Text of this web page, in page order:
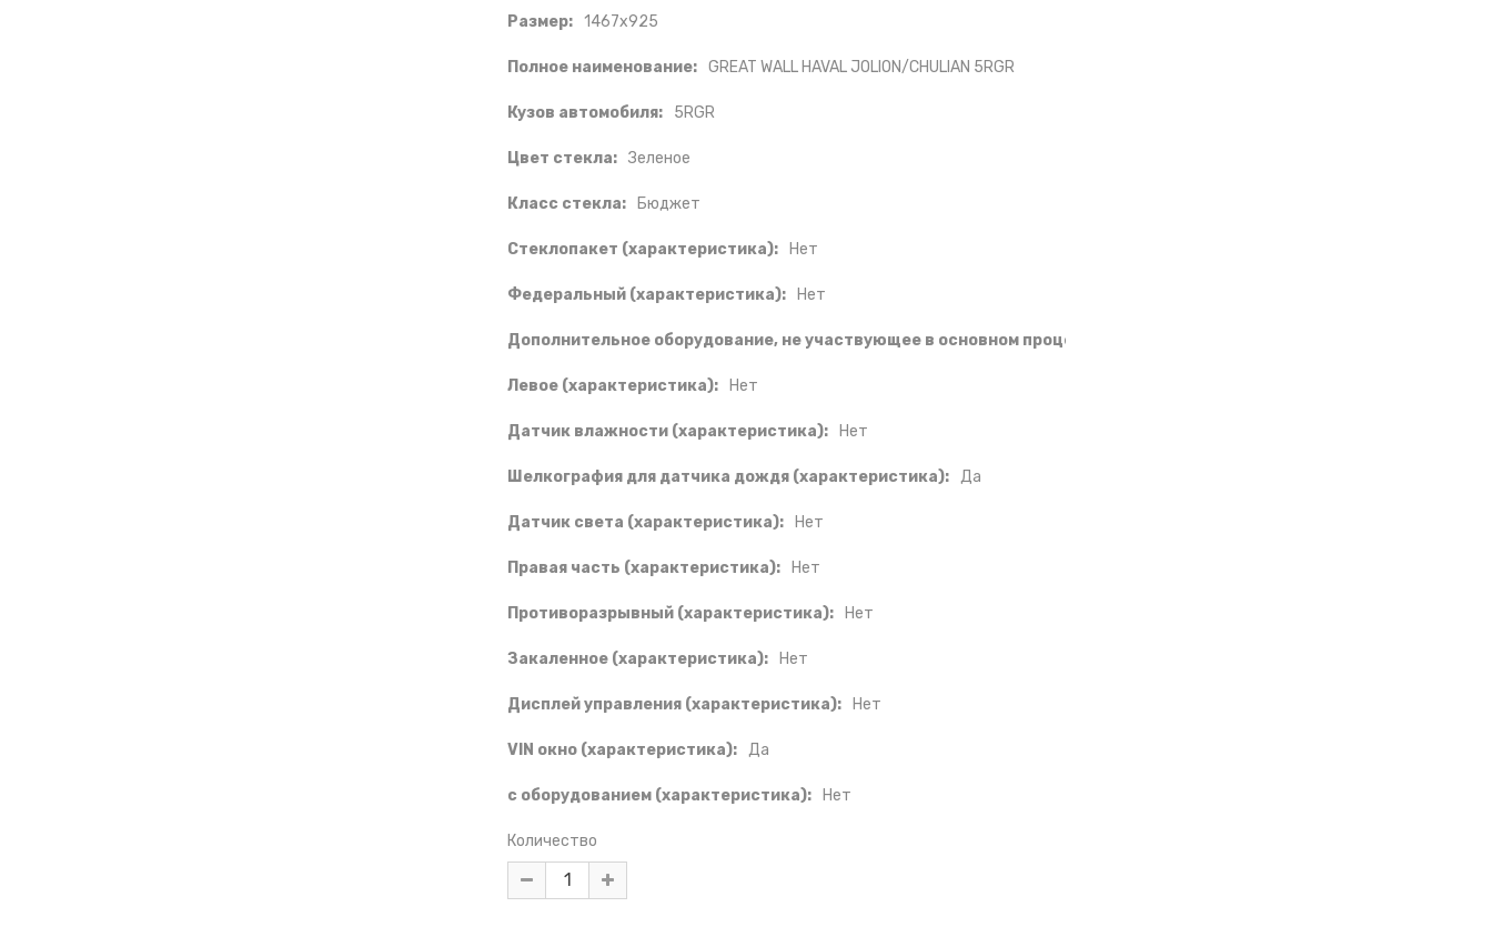
Размер: 1467x925
Полное наименование: GREAT WALL HAVAL JOLION/CHULIAN 5RGR
Кузов автомобиля: 5RGR
Цвет стекла: Зеленое
Класс стекла: Бюджет
Стеклопакет (характеристика): Нет
Федеральный (характеристика): Нет
Дополнительное оборудование, не участвующее в основном процессе (характеристика):
Левое (характеристика): Нет
Датчик влажности (характеристика): Нет
Шелкография для датчика дождя (характеристика): Да
Датчик света (характеристика): Нет
Правая часть (характеристика): Нет
Противоразрывный (характеристика): Нет
Закаленное (характеристика): Нет
Дисплей управления (характеристика): Нет
VIN окно (характеристика): Да
с оборудованием (характеристика): Нет
Количество